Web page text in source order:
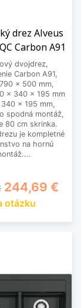
drez Alveus
Carbon A91
dvojdrez,
Carbon A91,
x 500 mm,
x 340 x 195 mm
x 195 mm,
spodná montáž,
80 cm skrinka.
je kompletné
na hornú
cena
Cena
244,69 €
otázku